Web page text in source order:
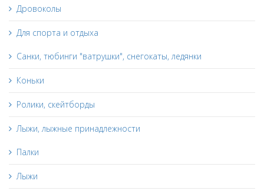
Дровоколы
Для спорта и отдыха
Санки, тюбинги "ватрушки", снегокаты, ледянки
Коньки
Ролики, скейтборды
Лыжи, лыжные принадлежности
Палки
Лыжи